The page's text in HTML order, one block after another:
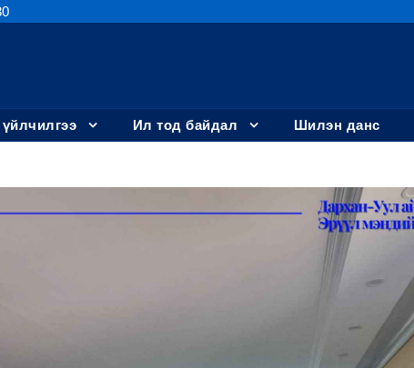
Ил тод байдал Шилэн данс